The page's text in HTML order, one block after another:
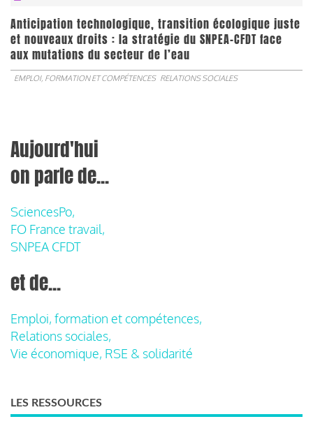
Anticipation technologique, transition écologique juste
et nouveaux droits : la stratégie du SNPEA-CFDT face
aux mutations du secteur de l’eau
EMPLOI, FORMATION ET COMPÉTENCES RELATIONS SOCIALES
Aujourd'hui
on parle de...
SciencesPo,
FO France travail,
SNPEA CFDT
et de...
Emploi, formation et compétences,
Relations sociales,
Vie économique, RSE & solidarité
LES RESSOURCES